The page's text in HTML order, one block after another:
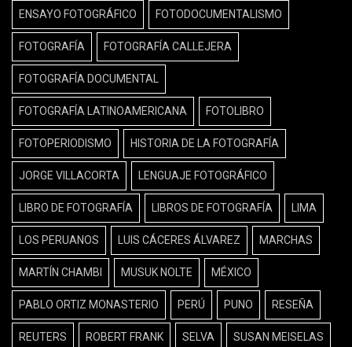
ENSAYO FOTOGRÁFICO FOTODOCUMENTALISMO
FOTOGRAFÍA FOTOGRAFÍA CALLEJERA
FOTOGRAFÍA DOCUMENTAL
FOTOGRAFÍA LATINOAMERICANA FOTOLIBRO
FOTOPERIODISMO HISTORIA DE LA FOTOGRAFÍA
JORGE VILLACORTA LENGUAJE FOTOGRÁFICO
LIBRO DE FOTOGRAFÍA LIBROS DE FOTOGRAFÍA LIMA
LOS PERUANOS LUIS CÁCERES ÁLVAREZ MARCHAS
MARTÍN CHAMBI MUSUK NOLTE MÉXICO
PABLO ORTIZ MONASTERIO PERÚ PUNO RESEÑA
REUTERS ROBERT FRANK SELVA SUSAN MEISELAS